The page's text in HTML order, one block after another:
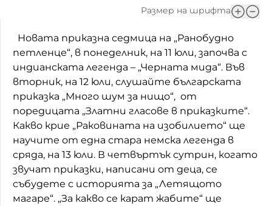
Къщата
Златната ябълка
Непознатите думи
Като Айнщайн
Домашен любимец
Питаме Ви
До ре ми
Размер на шрифта
Новата приказна седмица на „Ранобудно
петленце“, в понеделник, на 11 юли, започва с
индианската легенда – „Черната мида“. Във
вторник, на 12 юли, слушайте българската
приказка „Много шум за нищо“, от
поредицата „Златни гласове в приказките“.
Какво крие „Раковината на изобилието“ ще
научите от една стара немска легенда в
сряда, на 13 юли. В четвъртък сутрин, когато
звучат приказки, написани от деца, се
събудете с историята за „Летящото
магаре“. „За какво се карат жабите“ ще